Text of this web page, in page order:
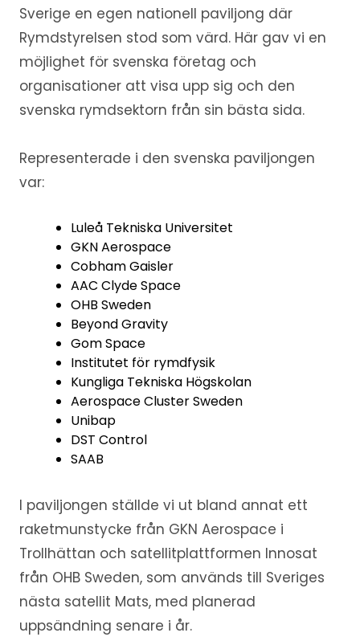
Sverige en egen nationell paviljong där
Rymdstyrelsen stod som värd. Här gav vi en
möjlighet för svenska företag och
organisationer att visa upp sig och den
svenska rymdsektorn från sin bästa sida.
Representerade i den svenska paviljongen
var:
Luleå Tekniska Universitet
GKN Aerospace
Cobham Gaisler
AAC Clyde Space
OHB Sweden
Beyond Gravity
Gom Space
Institutet för rymdfysik
Kungliga Tekniska Högskolan
Aerospace Cluster Sweden
Unibap
DST Control
SAAB
I paviljongen ställde vi ut bland annat ett
raketmunstycke från GKN Aerospace i
Trollhättan och satellitplattformen Innosat
från OHB Sweden, som används till Sveriges
nästa satellit Mats, med planerad
uppsändning senare i år.